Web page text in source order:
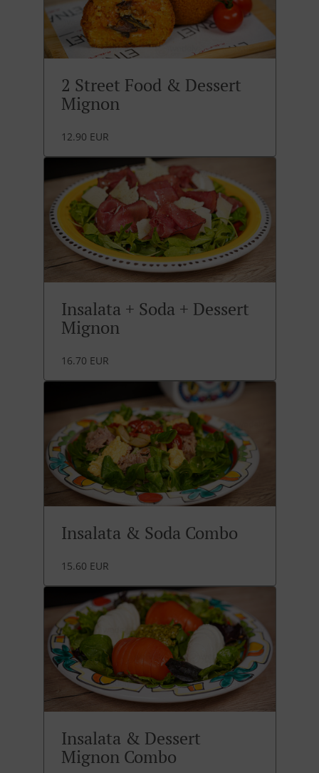
2 Street Food & Dessert
Mignon
12.90 EUR
Insalata + Soda + Dessert
Mignon
16.70 EUR
Insalata & Soda Combo
15.60 EUR
Insalata & Dessert
Mignon Combo